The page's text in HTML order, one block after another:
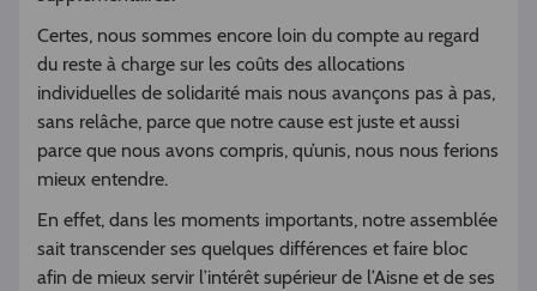
Certes, nous sommes encore loin du compte au regard
du reste à charge sur les coûts des allocations
individuelles de solidarité mais nous avançons pas à pas,
sans relâche, parce que notre cause est juste et aussi
parce que nous avons compris, qu’unis, nous nous ferions
mieux entendre.
En effet, dans les moments importants, notre assemblée
sait transcender ses quelques différences et faire bloc
afin de mieux servir l’intérêt supérieur de l’Aisne et de ses